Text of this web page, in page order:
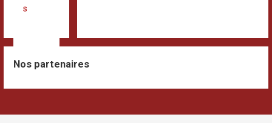
s
Nos partenaires